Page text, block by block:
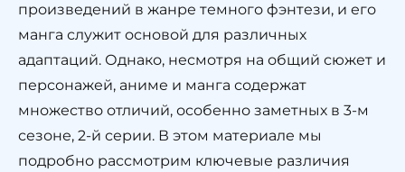
произведений в жанре темного фэнтези, и его
манга служит основой для различных
адаптаций. Однако, несмотря на общий сюжет и
персонажей, аниме и манга содержат
множество отличий, особенно заметных в 3-м
сезоне, 2-й серии. В этом материале мы
подробно рассмотрим ключевые различия